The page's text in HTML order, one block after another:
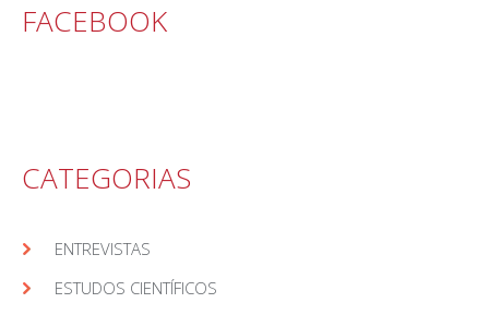
FACEBOOK
CATEGORIAS
ENTREVISTAS
ESTUDOS CIENTÍFICOS